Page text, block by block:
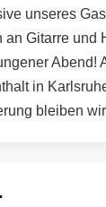
unseres
an Gitarre und
Abend!
in
bleiben